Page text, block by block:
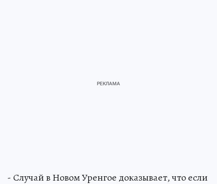
- Случай в Новом Уренгое доказывает, что если